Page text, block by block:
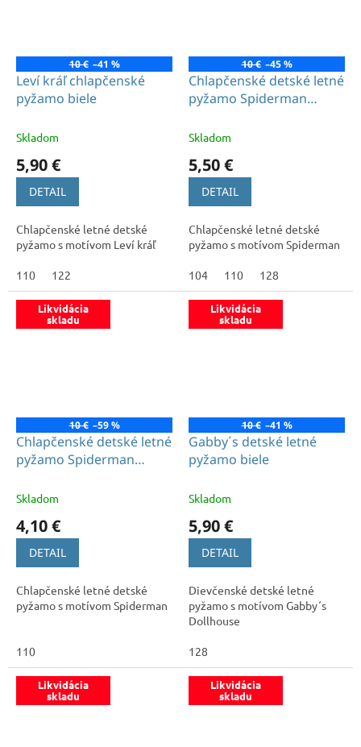
10 € –41 %
Leví kráľ chlapčenské
pyžamo biele
Skladom
5,90 €
DETAIL
Chlapčenské letné detské
pyžamo s motívom Leví kráľ
110 122
10 € –45 %
Chlapčenské detské letné
pyžamo Spiderman
Skladom
5,50 €
DETAIL
Chlapčenské letné detské
pyžamo s motívom Spiderman
104 110 128
Likvidácia
skladu
10 € –59 %
Chlapčenské detské letné
pyžamo Spiderman
Skladom
4,10 €
DETAIL
Chlapčenské letné detské
pyžamo s motívom Spiderman
110
Likvidácia
skladu
10 € –41 %
Gabby´s detské letné
pyžamo biele
Skladom
5,90 €
DETAIL
Dievčenské detské letné
pyžamo s motívom Gabby´s
Dollhouse
128
Likvidácia
skladu
Likvidácia
skladu